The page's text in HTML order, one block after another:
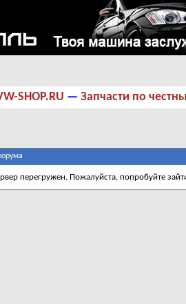
SHOP.RU — Запчасти по
перегружен. Пожалуйста, попробуйте